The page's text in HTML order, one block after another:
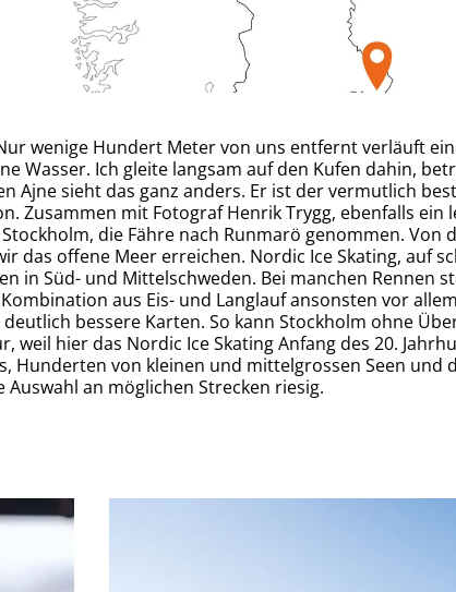
wenige Hundert Meter von uns entfernt verläuft
Wasser. Ich gleite langsam auf den Kufen dahin,
Ajne sieht das ganz anders. Er ist der vermutlich
Zusammen mit Fotograf Henrik Trygg, ebenfalls
die Fähre nach Runmarö genommen. Von
das offene Meer erreichen. Nordic Ice Skating, auf
in Süd- und Mittelschweden. Bei manchen Rennen
aus Eis- und Langlauf ansonsten vor
deutlich bessere Karten. So kann Stockholm ohne
weil hier das Nordic Ice Skating Anfang des 20.
Hunderten von kleinen und mittelgrossen Seen und
an möglichen Strecken riesig.
sucht
Mit der Fähre geht es von Stavsnäs auf